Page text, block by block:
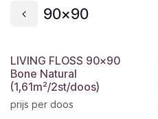
90x90
LIVING FLOSS 90x90
Bone Natural
(1,61m²/2st/doos)
prijs per doos